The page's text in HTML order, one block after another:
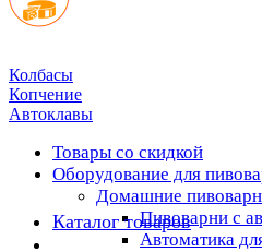
Колбасы
Копчение
Автоклавы
Товары со скидкой
Оборудование для
Домашние
Пивоварни с
Автоматика
Каталог товаров